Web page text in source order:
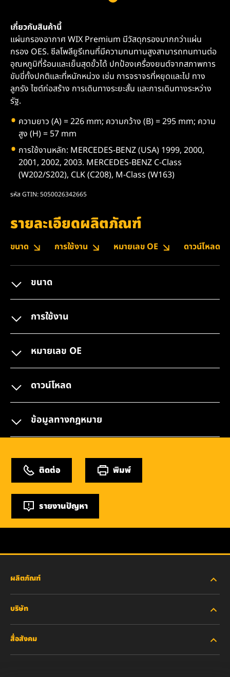
เกี่ยวกับสินค้านี้
แผ่นกรองอากาศ WIX Premium มีวัสดุกรองมากกว่าแผ่น
กรอง OES. ซีลโพลียูรีเทนที่มีความทนทานสูงสามารถทนทานต่อ
อุณหภูมิที่ร้อนและเย็นสุดขั้วได้ ปกป้องเครื่องยนต์จากสภาพการ
ขับขี่ทั้งปกติและที่หนักหน่วง เช่น การจราจรที่หยุดและไป ทาง
ลูกรัง ไซต์ก่อสร้าง การเดินทางระยะสั้น และการเดินทางระหว่าง
รัฐ.
ความยาว (A) = 226 mm; ความกว้าง (B) = 295 mm; ความ
สูง (H) = 57 mm
การใช้งานหลัก: MERCEDES-BENZ (USA) 1999, 2000,
2001, 2002, 2003. MERCEDES-BENZ C-Class
(W202/S202), CLK (C208), M-Class (W163)
รหัส GTIN: 5050026342665
รายละเอียดผลิตภัณฑ์
ขนาด การใช้งาน หมายเลข OE ดาวน์โหลด
ขนาด
การใช้งาน
หมายเลข OE
ดาวน์โหลด
ข้อมูลทางกฎหมาย
ติดต่อ พิมพ์
รายงานปัญหา
ผลิตภัณฑ์
รถยนต์ส่วนบุคคลและรถบรรทุกงานเบา
บริษัท
สื่อสังคม